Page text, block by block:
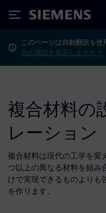
Siemens
このページは自動翻訳を使
元の英語を表示しますか？
複合材料の
レーション
複合材料は現代の工学を変
つ以上の異なる材料を組み
けで実現できるものよりも
を作ります。